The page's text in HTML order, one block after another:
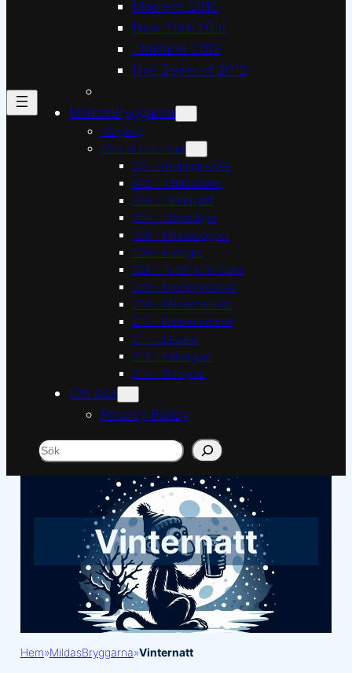
Madeira 2015
New York 2014
Thailand 2013
Nya Zeeland 2012
MildasBryggarna
På gång
Våra öl och cider
001 – Grynings-APA
002 – MildasCider
003 – Vinternatt
004 – Nisselager
005 – Mildasboppel
006 – Kullager
007 – TuttiFrutti-Cider
008 – Morgonrodnad
009 – Mildasbocken
010 – Kopparhimmel
011 – Julvaka
012 – Källarguld
014 – Torvglöd
Om oss
Privacy Policy
Sök
Vinternatt
Hem»MildasBryggarna»Vinternatt